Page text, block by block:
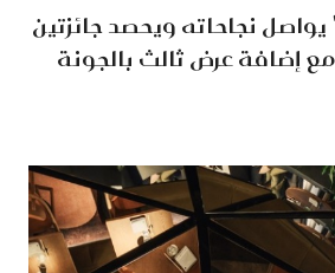
نجاحاته ويحصد جائزتين
مع إضافة عرض ثالث بالجونة